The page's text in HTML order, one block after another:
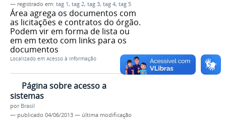
— registrado em: tag 1, tag 2, tag 3, tag 4, tag 5
Área agrega os documentos com
as licitações e contratos do órgão.
Podem vir em forma de lista ou
em em texto com links para os
documentos
Localizado em Acesso à Informação
Página sobre acesso a
sistemas
por Brasil
— publicado 04/06/2013 — última modificação